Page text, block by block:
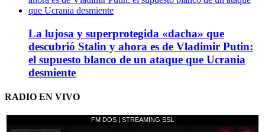
La lujosa y superprotegida «dacha» que
descubrió Stalin y ahora es de Vladimir Putin:
el supuesto blanco de un ataque que Ucrania
desmiente
RADIO EN VIVO